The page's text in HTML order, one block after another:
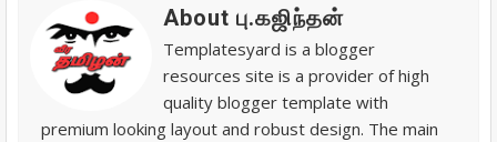
About பு.கஜிந்தன்
Templatesyard is a blogger
resources site is a provider of high
quality blogger template with
premium looking layout and robust design. The main